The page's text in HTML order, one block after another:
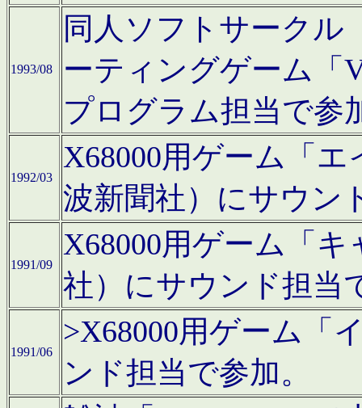
1993/08
同人ソフトサークル
ーティングゲーム「
プログラム担当で参
1992/03
X68000用ゲーム「
波新聞社）にサウン
1991/09
X68000用ゲーム「
社）にサウンド担当
1991/06
>X68000用ゲーム「
ンド担当で参加。